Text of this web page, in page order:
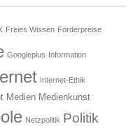
Freies Wissen Förderpreise
Googleplus Information
Internet-Ethik
Medien Medienkunst
Netzpolitik Politik